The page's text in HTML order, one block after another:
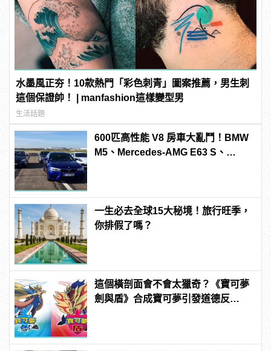
水墨風正夯！10款熱門「彩色刺青」圖案推薦，男生刺
這個保證帥！ | manfashion這樣變型男
生活話題
600匹高性能 V8 房車大亂鬥！BMW
M5、Mercedes-AMG E63 S、
300km/h」加速對決
一生必去全球15大秘境！旅行旺季，
你排假了嗎？
這個橫剖面會不會太獵奇？《寶可夢
劍與盾》合成寶可夢引發道德反